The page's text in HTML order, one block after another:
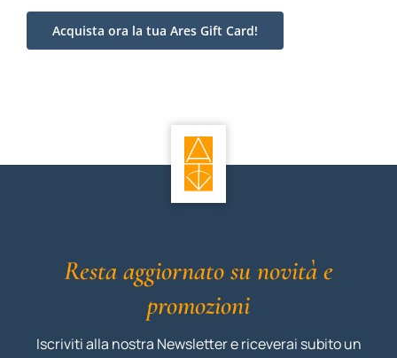
Acquista ora la tua Ares Gift Card!
Resta aggiornato su novità e
promozioni
Iscriviti alla nostra Newsletter e riceverai subito un